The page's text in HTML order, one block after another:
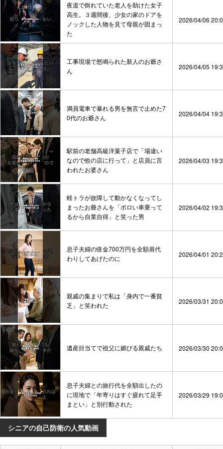
夜道で倒れていた老人を助けた女子
高生。３週間後、少女の家のドアを
ノックした人物を見て母親が固まっ
た
2026/04/06
工事現場で怒鳴られた新人のお爺さ
ん
2026/04/05
満員電車で暴れる男を無言で止めた7
0代のお爺さん
2026/04/04
駅前の老舗高級洋菓子店で「場違い
なので他の店に行って」と店員に言
われたお婆さん
2026/04/03
軽トラが故障して動かなくなってし
まったお爺さんを「ボロい車乗って
るから自業自得」と笑った男
2026/04/02
息子夫婦の借金700万円を全額肩代
わりしてあげたのに
2026/04/01
親戚の集まりで私は「身内で一番貧
乏」と笑われた
2026/03/31
遺産目当てで祖父に媚びる親戚たち 2026/03/30
息子夫婦との旅行代を全額出したの
に現地で「年寄りはすぐ疲れて足手
まとい」と別行動された
2026/03/29
シニアの自己防衛の人気動画